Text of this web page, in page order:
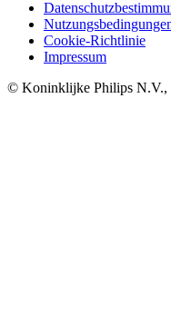
Cookie-Richtlinie
Impressum
© Koninklijke Philips N.V.,